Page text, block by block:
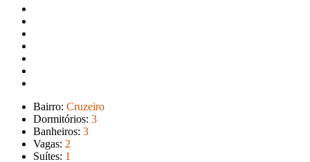
Bairro: Cruzeiro
Dormitórios: 3
Banheiros: 3
Vagas: 2
Suítes: 1